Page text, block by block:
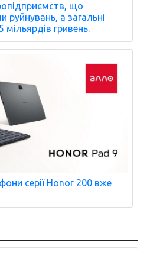
що
руйнувань, а загальні
гривень.
серії Honor 200 вже